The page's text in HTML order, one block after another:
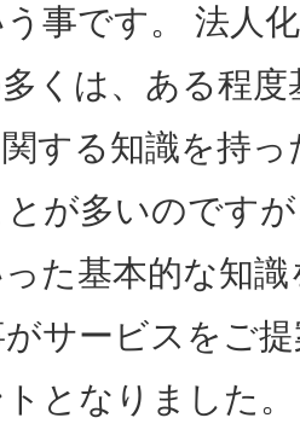
事です。 法人
くは、ある程度
する知識を持っ
が多いのです
た基本的な知
サービスをご
となりました